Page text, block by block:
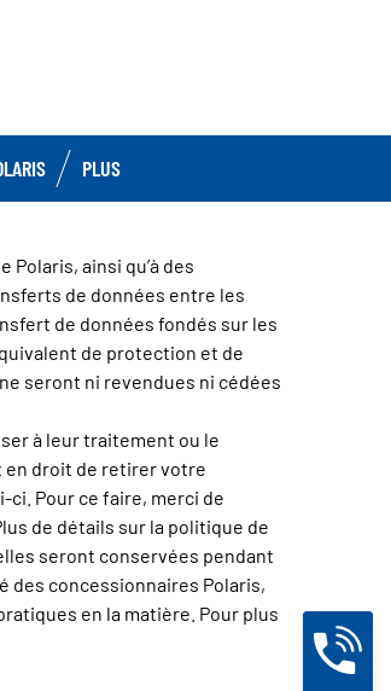
PLUS
ainsi qu’à des
de données entre les
de données fondés sur les
de protection et de
seront ni revendues ni cédées
à leur traitement ou le
en droit de retirer votre
Pour ce faire, merci de
de détails sur la politique de
seront conservées pendant
des concessionnaires Polaris,
en la matière. Pour plus